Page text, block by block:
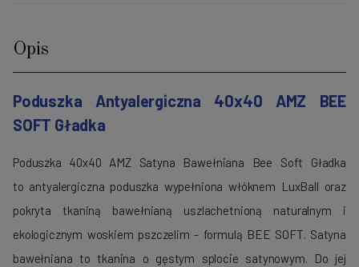
Opis
Poduszka Antyalergiczna 40x40 AMZ BEE
SOFT Gładka
Poduszka 40x40 AMZ Satyna Bawełniana Bee Soft Gładka
to antyalergiczna poduszka wypełniona włóknem LuxBall oraz
pokryta tkaniną bawełnianą uszlachetnioną naturalnym i
ekologicznym woskiem pszczelim - formulą BEE SOFT. Satyna
bawełniana to tkanina o gęstym splocie satynowym. Do jej